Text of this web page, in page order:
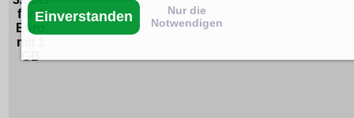
für 1
Euro
mit 1
Einverstanden
Nur die
Notwendigen